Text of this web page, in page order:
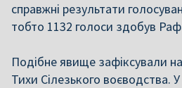
справжні результати
тобто 1132 голоси здобув
Подібне явище зафіксували
Тихи Сілезького воєводства.